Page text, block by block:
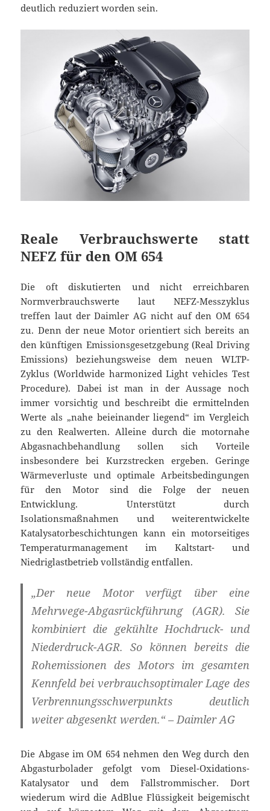
deutlich reduziert worden sein.
Reale Verbrauchswerte statt
NEFZ für den OM 654
Die oft diskutierten und nicht erreichbaren
Normverbrauchswerte laut NEFZ-Messzyklus
treffen laut der Daimler AG nicht auf den OM 654
zu. Denn der neue Motor orientiert sich bereits an
den künftigen Emissionsgesetzgebung (Real Driving
Emissions) beziehungsweise dem neuen WLTP-
Zyklus (Worldwide harmonized Light vehicles Test
Procedure). Dabei ist man in der Aussage noch
immer vorsichtig und beschreibt die ermittelnden
Werte als „nahe beieinander liegend“ im Vergleich
zu den Realwerten. Alleine durch die motornahe
Abgasnachbehandlung sollen sich Vorteile
insbesondere bei Kurzstrecken ergeben. Geringe
Wärmeverluste und optimale Arbeitsbedingungen
für den Motor sind die Folge der neuen
Entwicklung. Unterstützt durch
Isolationsmaßnahmen und weiterentwickelte
Katalysatorbeschichtungen kann ein motorseitiges
Temperaturmanagement im Kaltstart- und
Niedriglastbetrieb vollständig entfallen.
„Der neue Motor verfügt über eine
Mehrwege-Abgasrückführung (AGR). Sie
kombiniert die gekühlte Hochdruck- und
Niederdruck-AGR. So können bereits die
Rohemissionen des Motors im gesamten
Kennfeld bei verbrauchsoptimaler Lage des
Verbrennungsschwerpunkts deutlich
weiter abgesenkt werden.“ – Daimler AG
Die Abgase im OM 654 nehmen den Weg durch den
Abgasturbolader gefolgt vom Diesel-Oxidations-
Katalysator und dem Fallstrommischer. Dort
wiederum wird die AdBlue Flüssigkeit beigemischt